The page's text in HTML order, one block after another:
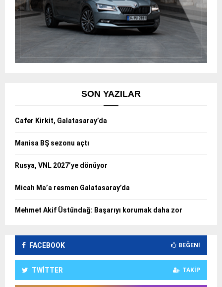
SON YAZILAR
Cafer Kirkit, Galatasaray’da
Manisa BŞ sezonu açtı
Rusya, VNL 2027’ye dönüyor
Micah Ma’a resmen Galatasaray’da
Mehmet Akif Üstündağ: Başarıyı korumak daha zor
FACEBOOK BEĞENI
TWITTER TAKIP